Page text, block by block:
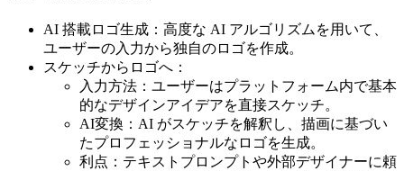
AI 搭載ロゴ生成：高度な AI アルゴリズムを用いて、
ユーザーの入力から独自のロゴを作成。
スケッチからロゴへ：
入力方法：ユーザーはプラットフォーム内で基本
的なデザインアイデアを直接スケッチ。
AI変換：AI がスケッチを解釈し、描画に基づい
たプロフェッショナルなロゴを生成。
利点：テキストプロンプトや外部デザイナーに頼